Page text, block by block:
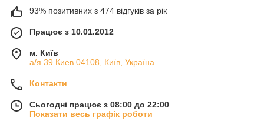
93% позитивних з 474 відгуків за рік
Працює з 10.01.2012
м. Київ
а/я 39 Киев 04108, Київ, Україна
Контакти
Сьогодні працює з 08:00 до 22:00
Показати весь графік роботи